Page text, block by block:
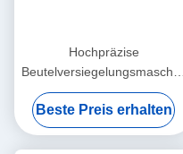
Hochpräzise
Beutelversiegelungsmaschine
Einfache Bedienung
Beste Preis erhalten